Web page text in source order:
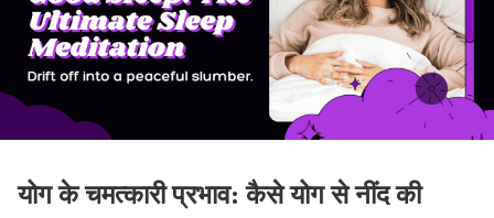
योग के चमत्कारी प्रभाव: कैसे योग से नींद की